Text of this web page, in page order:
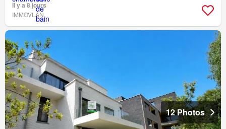
Il y a 8 jours
IMMOVLAN
12 Photos